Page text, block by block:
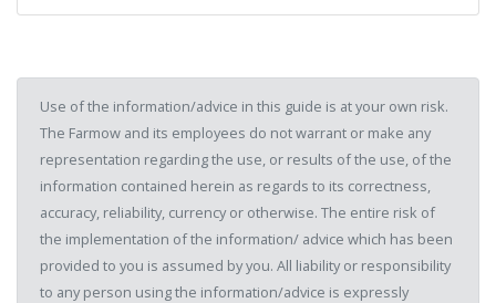
Use of the information/advice in this guide is at your own risk.
The Farmow and its employees do not warrant or make any
representation regarding the use, or results of the use, of the
information contained herein as regards to its correctness,
accuracy, reliability, currency or otherwise. The entire risk of
the implementation of the information/ advice which has been
provided to you is assumed by you. All liability or responsibility
to any person using the information/advice is expressly